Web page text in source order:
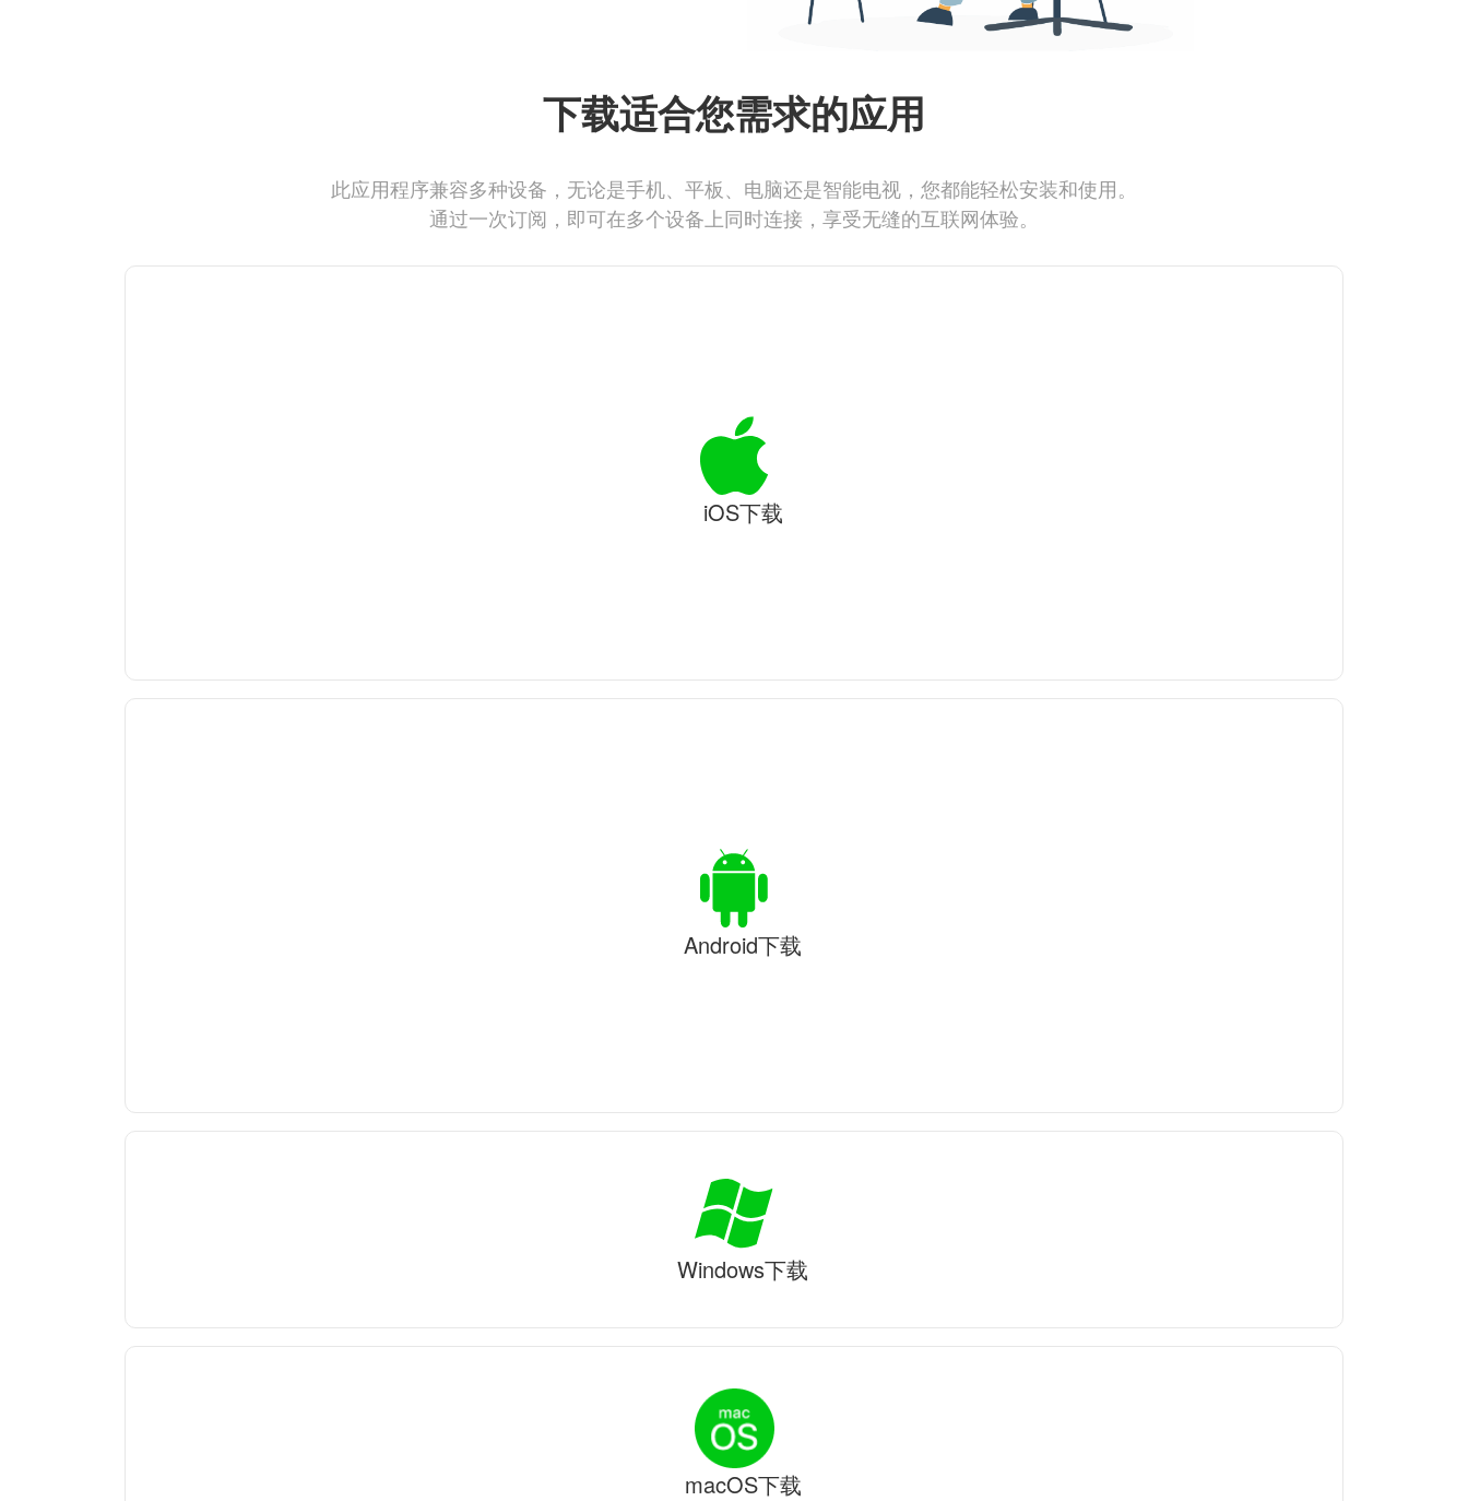
下载适合您需求的应用
此应用程序兼容多种设备，无论是手机、平板、电脑还是智能电视，您都能轻松安装和使用。
通过一次订阅，即可在多个设备上同时连接，享受无缝的互联网体验。
iOS下载
Android下载
Windows下载
macOS下载